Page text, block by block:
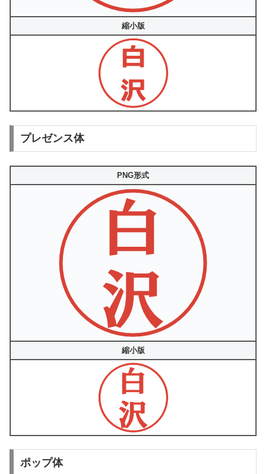
縮小版
プレゼンス体
PNG形式
縮小版
ポップ体